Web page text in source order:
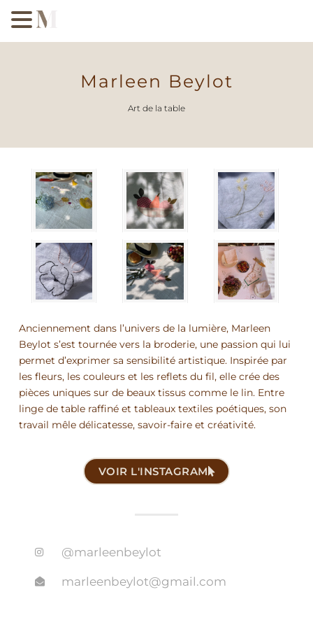
Marleen Beylot
Art de la table
Anciennement dans l’univers de la lumière, Marleen
Beylot s’est tournée vers la broderie, une passion qui lui
permet d’exprimer sa sensibilité artistique. Inspirée par
les fleurs, les couleurs et les reflets du fil, elle crée des
pièces uniques sur de beaux tissus comme le lin. Entre
linge de table raffiné et tableaux textiles poétiques, son
travail mêle délicatesse, savoir-faire et créativité.
VOIR L'INSTAGRAM
@marleenbeylot
marleenbeylot@gmail.com